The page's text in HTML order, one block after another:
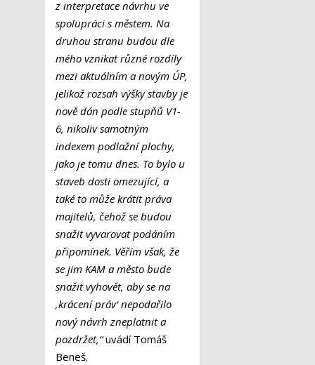
z interpretace návrhu ve
spolupráci s městem. Na
druhou stranu budou dle
mého vznikat různé rozdíly
mezi aktuálním a novým ÚP,
jelikož rozsah výšky stavby je
nově dán podle stupňů V1-
6, nikoliv samotným
indexem podlažní plochy,
jako je tomu dnes. To bylo u
staveb dosti omezující, a
také to může krátit práva
majitelů, čehož se budou
snažit vyvarovat podáním
připomínek. Věřím však, že
se jim KAM a město bude
snažit vyhovět, aby se na
‚krácení práv‘ nepodařilo
nový návrh zneplatnit a
pozdržet,“uvádí Tomáš
Beneš.